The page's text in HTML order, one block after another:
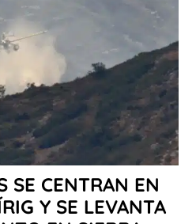
SE CENTRAN EN
Y SE LEVANTA